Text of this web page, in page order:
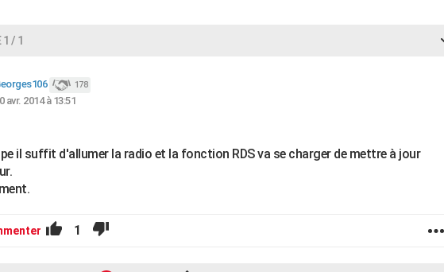
1 / 1
178
avr. 2014 à 13:51
il suffit d'allumer la radio et la fonction RDS va se charger de mettre à jour
1